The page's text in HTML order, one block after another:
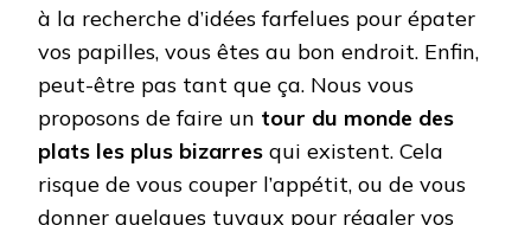
à la recherche d’idées farfelues pour épater
vos papilles, vous êtes au bon endroit. Enfin,
peut-être pas tant que ça. Nous vous
proposons de faire un tour du monde des
plats les plus bizarres qui existent. Cela
risque de vous couper l’appétit, ou de vous
donner quelques tuyaux pour régaler vos